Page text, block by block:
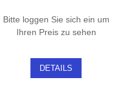
Bitte loggen Sie sich ein um
Ihren Preis zu sehen
DETAILS